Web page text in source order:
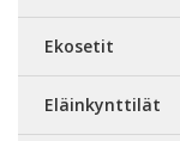
Ekosetit
Eläinkynttilät